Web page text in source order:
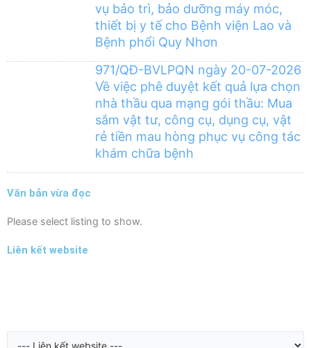
vụ bảo trì, bảo dưỡng máy móc,
thiết bị y tế cho Bệnh viện Lao và
Bệnh phổi Quy Nhơn
971/QĐ-BVLPQN ngày 20-07-2026
Về việc phê duyệt kết quả lựa chọn
nhà thầu qua mạng gói thầu: Mua
sắm vật tư, công cụ, dụng cụ, vật
rẻ tiền mau hòng phục vụ công tác
khám chữa bệnh
Văn bản vừa đọc
Please select listing to show.
Liên kết website